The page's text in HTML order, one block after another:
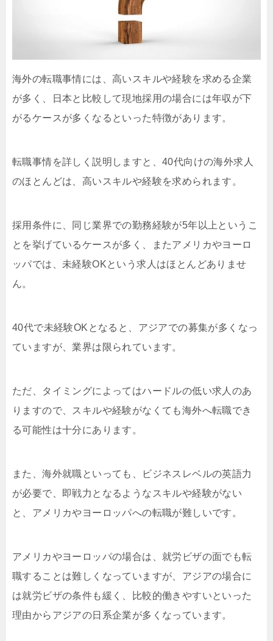
海外の転職事情には、高いスキルや経験を求める企業
が多く、日本と比較して現地採用の場合には年収が下
がるケースが多くなるといった特徴があります。
転職事情を詳しく説明しますと、40代向けの海外求人
のほとんどは、高いスキルや経験を求められます。
採用条件に、同じ業界での勤務経験が5年以上というこ
とを挙げているケースが多く、またアメリカやヨーロ
ッパでは、未経験OKという求人はほとんどありませ
ん。
40代で未経験OKとなると、アジアでの募集が多くなっ
ていますが、業界は限られています。
ただ、タイミングによってはハードルの低い求人のあ
りますので、スキルや経験がなくても海外へ転職でき
る可能性は十分にあります。
また、海外就職といっても、ビジネスレベルの英語力
が必要で、即戦力となるようなスキルや経験がない
と、アメリカやヨーロッパへの転職が難しいです。
アメリカやヨーロッパの場合は、就労ビザの面でも転
職することは難しくなっていますが、アジアの場合に
は就労ビザの条件も緩く、比較的働きやすいといった
理由からアジアの日系企業が多くなっています。